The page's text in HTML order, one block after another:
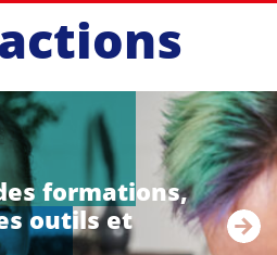
formations,
outils et
li
r
e